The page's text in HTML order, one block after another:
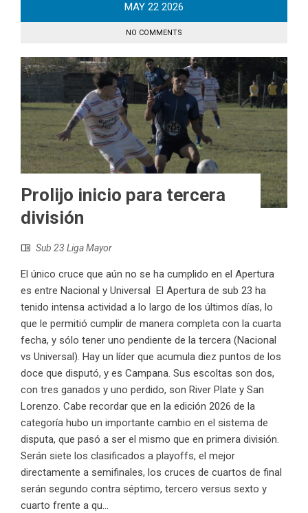
MAY 22 2026
NO COMMENTS
Prolijo inicio para tercera
división
Sub 23 Liga Mayor
El único cruce que aún no se ha cumplido en el Apertura
es entre Nacional y Universal El Apertura de sub 23 ha
tenido intensa actividad a lo largo de los últimos días, lo
que le permitió cumplir de manera completa con la cuarta
fecha, y sólo tener uno pendiente de la tercera (Nacional
vs Universal). Hay un líder que acumula diez puntos de los
doce que disputó, y es Campana. Sus escoltas son dos,
con tres ganados y uno perdido, son River Plate y San
Lorenzo. Cabe recordar que en la edición 2026 de la
categoría hubo un importante cambio en el sistema de
disputa, que pasó a ser el mismo que en primera división.
Serán siete los clasificados a playoffs, el mejor
directamente a semifinales, los cruces de cuartos de final
serán segundo contra séptimo, tercero versus sexto y
cuarto frente a qu...